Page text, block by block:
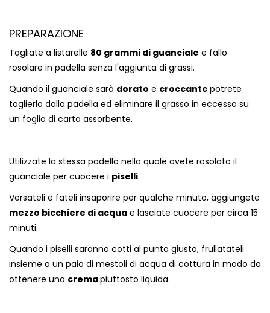
PREPARAZIONE
Tagliate a listarelle 80 grammi di guanciale e fallo
rosolare in padella senza l'aggiunta di grassi.
Quando il guanciale sarà dorato e croccante potrete
toglierlo dalla padella ed eliminare il grasso in eccesso su
un foglio di carta assorbente.
Utilizzate la stessa padella nella quale avete rosolato il
guanciale per cuocere i piselli.
Versateli e fateli insaporire per qualche minuto, aggiungete
mezzo bicchiere di acqua e lasciate cuocere per circa 15
minuti.
Quando i piselli saranno cotti al punto giusto, frullatateli
insieme a un paio di mestoli di acqua di cottura in modo da
ottenere una cremapiuttosto liquida.